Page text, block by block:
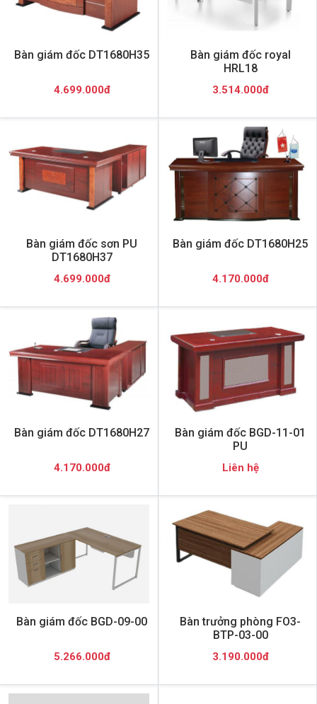
Bàn giám đốc DT1680H35
4.699.000đ
Bàn giám đốc royal
HRL18
3.514.000đ
Bàn giám đốc sơn PU
DT1680H37
4.699.000đ
Bàn giám đốc DT1680H25
4.170.000đ
Bàn giám đốc DT1680H27
4.170.000đ
Bàn giám đốc BGD-11-01
PU
Liên hệ
Bàn giám đốc BGD-09-00
5.266.000đ
Bàn trưởng phòng FO3-
BTP-03-00
3.190.000đ